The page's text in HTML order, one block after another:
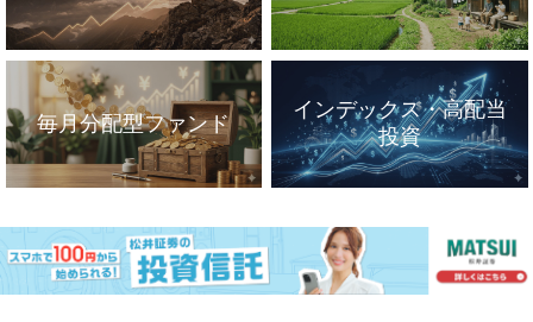
毎月分配型ファンド
インデックス・高配当
投資